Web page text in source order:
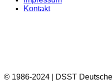
Kontakt
© 1986-2024 | DSST